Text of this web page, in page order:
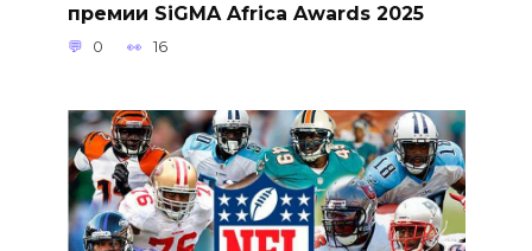
премии SiGMA Africa Awards 2025
0 16